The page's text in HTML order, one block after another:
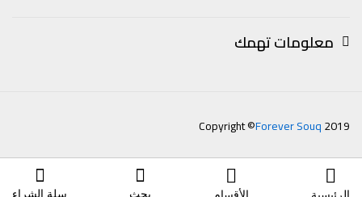
معلومات تهمك
Copyright ©Forever Souq2019
بحث سلة الشراء